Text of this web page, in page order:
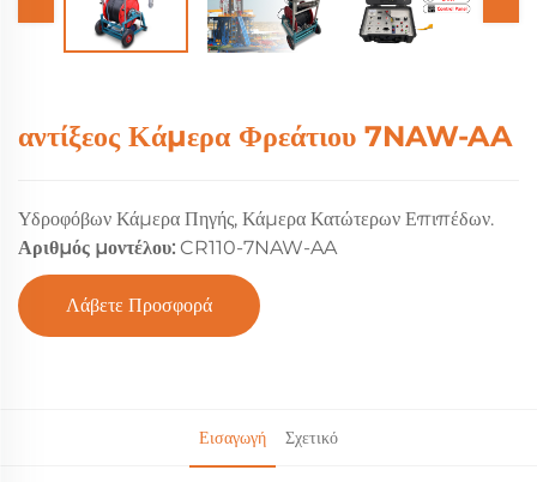
αντίξεος Κάμερα Φρεάτιου 7NAW-AA
Υδροφόβων Κάμερα Πηγής, Κάμερα Κατώτερων Επιπέδων.
Αριθμός μοντέλου: CR110-7NAW-AA
Λάβετε Προσφορά
Εισαγωγή Σχετικό